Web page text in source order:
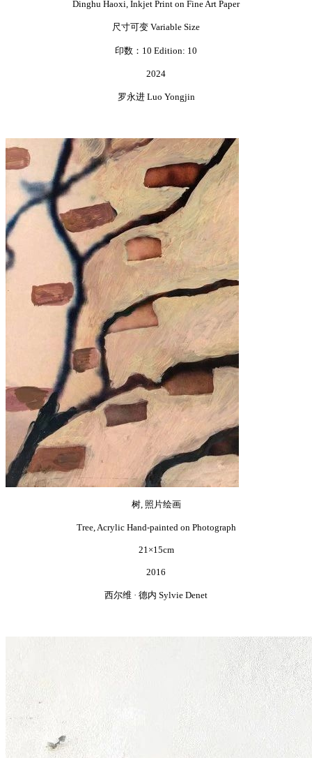
Dinghu Haoxi, Inkjet Print on Fine Art Paper
尺寸可变 Variable Size
印数：10 Edition: 10
2024
罗永进 Luo Yongjin
树, 照片绘画
Tree, Acrylic Hand-painted on Photograph
21×15cm
2016
西尔维 · 德内 Sylvie Denet